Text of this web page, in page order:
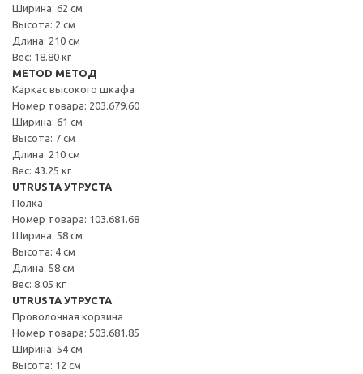
Ширина: 62 см
Высота: 2 см
Длина: 210 см
Вес: 18.80 кг
METOD МЕТОД
Каркас высокого шкафа
Номер товара: 203.679.60
Ширина: 61 см
Высота: 7 см
Длина: 210 см
Вес: 43.25 кг
UTRUSTA УТРУСТА
Полка
Номер товара: 103.681.68
Ширина: 58 см
Высота: 4 см
Длина: 58 см
Вес: 8.05 кг
UTRUSTA УТРУСТА
Проволочная корзина
Номер товара: 503.681.85
Ширина: 54 см
Высота: 12 см